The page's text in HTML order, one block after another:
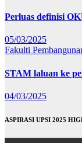
Perluas definisi
05/03/2025
Fakulti
STAM laluan ke
04/03/2025
ASPIRASI UPSI 2025